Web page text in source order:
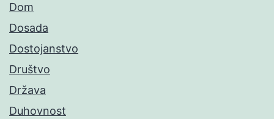
Dom
Dosada
Dostojanstvo
Društvo
Država
Duhovnost